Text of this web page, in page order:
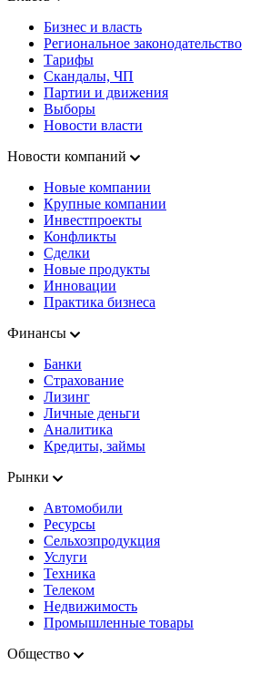
Бизнес и власть
Региональное законодательство
Тарифы
Скандалы, ЧП
Партии и движения
Выборы
Новости власти
Новости компаний
Новые компании
Крупные компании
Инвестпроекты
Конфликты
Сделки
Новые продукты
Инновации
Практика бизнеса
Финансы
Банки
Страхование
Лизинг
Личные деньги
Аналитика
Кредиты, займы
Рынки
Автомобили
Ресурсы
Сельхозпродукция
Услуги
Техника
Телеком
Недвижимость
Промышленные товары
Общество